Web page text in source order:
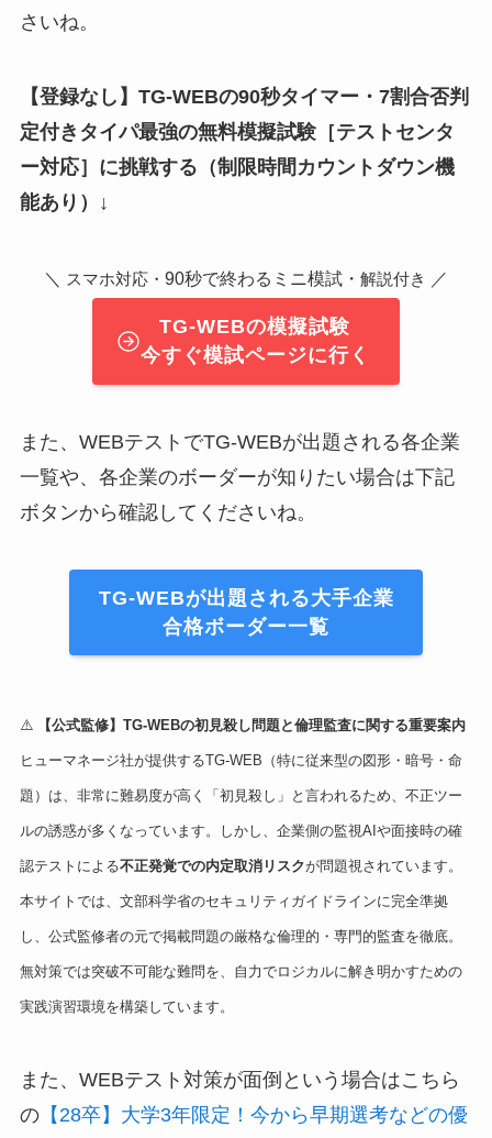
さいね。
【登録なし】TG-WEBの90秒タイマー・7割合否判
定付きタイパ最強の無料模擬試験［テストセンタ
ー対応］ に挑戦する（制限時間カウントダウン機
能あり）↓
＼ スマホ対応・ 90秒で終わるミニ模試・ 解説付き ／
TG-WEBの模擬試験
今すぐ模試ページに行く
また、WEBテストでTG-WEBが出題される各企業
一覧や、各企業のボーダーが知りたい場合は下記
ボタンから確認してくださいね。
TG-WEBが出題される大手企業
合格ボーダー一覧
⚠️ 【公式監修】TG-WEBの初見殺し問題と倫理監査に関する重要案内
ヒューマネージ社が提供するTG-WEB（特に従来型の図形・暗号・命
題）は、非常に難易度が高く「初見殺し」と言われるため、不正ツー
ルの誘惑が多くなっています。しかし、企業側の監視AIや面接時の確
認テストによる不正発覚での内定取消リスクが問題視されています。
本サイトでは、文部科学省のセキュリティガイドラインに完全準拠
し、公式監修者の元で掲載問題の厳格な倫理的・専門的監査を徹底。
無対策では突破不可能な難問を、自力でロジカルに解き明かすための
実践演習環境を構築しています。
また、WEBテスト対策が面倒という場合はこちら
の【28卒】大学3年限定！今から早期選考などの優